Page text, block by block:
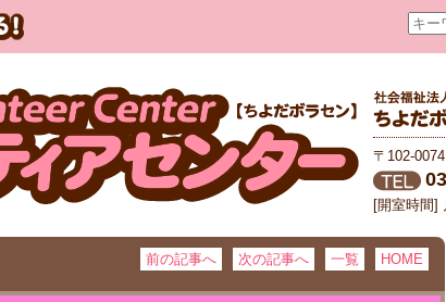
〒102-
[開室時間]
前の記事へ 次の記事へ 一覧 HOME